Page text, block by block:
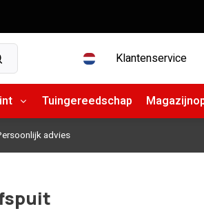
Klantenservice
Tuingereedschap
advies